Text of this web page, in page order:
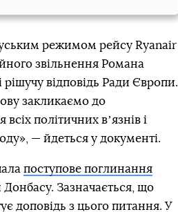
режимом рейсу Ryanair
звільнення Романа
відповідь Ради Європи.
закликаємо до
політичних вʼязнів і
— йдеться у документі.
поступове поглинання
Донбасу. Зазначається, що
доповідь з цього питання. У